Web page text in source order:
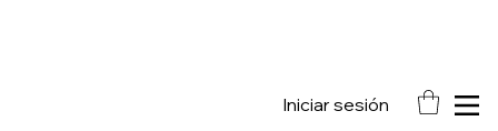
Iniciar sesión